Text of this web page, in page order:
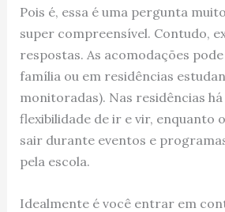
Pois é, essa é uma pergunta
super compreensível. Contudo,
respostas. As acomodações
família ou em residências
monitoradas). Nas residências
flexibilidade de ir e vir, enquanto
sair durante eventos e
pela escola.
Idealmente é você entrar em